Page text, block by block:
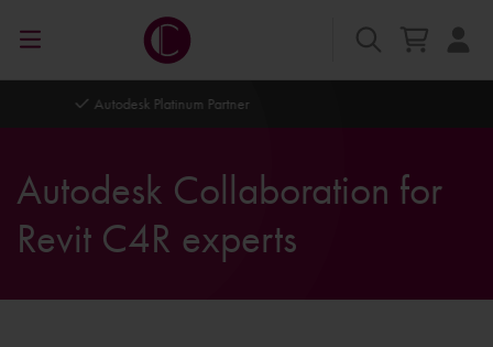
Autodesk Platinum Partner
Autodesk Collaboration for
Revit C4R experts